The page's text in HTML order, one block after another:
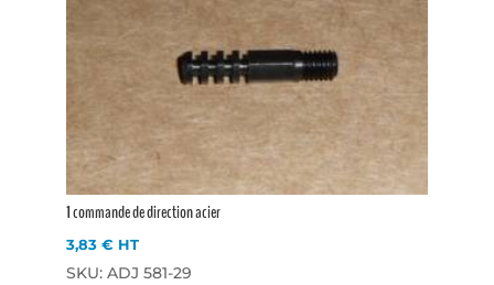
1 commande de direction acier
3,83 € HT
SKU: ADJ 581-29